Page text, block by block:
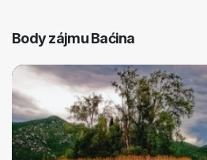
Body zájmu Baćina